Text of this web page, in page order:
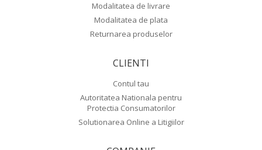
Modalitatea de livrare
Modalitatea de plata
Returnarea produselor
CLIENTI
Contul tau
Autoritatea Nationala pentru
Protectia Consumatorilor
Solutionarea Online a Litigiilor